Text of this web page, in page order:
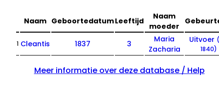
Naam GeboortedatumLeeftijd
Naam
moeder
1 Cleantis 1837 3
Maria
Zacharia
Uitvoer
1840)
Meer informatie over deze database / Help